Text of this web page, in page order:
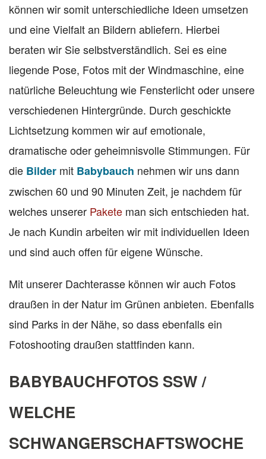
können wir somit unterschiedliche Ideen umsetzen
und eine Vielfalt an Bildern abliefern. Hierbei
beraten wir Sie selbstverständlich. Sei es eine
liegende Pose, Fotos mit der Windmaschine, eine
natürliche Beleuchtung wie Fensterlicht oder unsere
verschiedenen Hintergründe. Durch geschickte
Lichtsetzung kommen wir auf emotionale,
dramatische oder geheimnisvolle Stimmungen. Für
die Bilder mit Babybauch nehmen wir uns dann
zwischen 60 und 90 Minuten Zeit, je nachdem für
welches unserer Pakete man sich entschieden hat.
Je nach Kundin arbeiten wir mit individuellen Ideen
und sind auch offen für eigene Wünsche.
Mit unserer Dachterasse können wir auch Fotos
draußen in der Natur im Grünen anbieten. Ebenfalls
sind Parks in der Nähe, so dass ebenfalls ein
Fotoshooting draußen stattfinden kann.
BABYBAUCHFOTOS SSW /
WELCHE
SCHWANGERSCHAFTSWOCHE